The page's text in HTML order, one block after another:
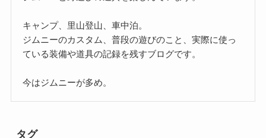
キャンプ、里山登山、車中泊。
ジムニーのカスタム、普段の遊びのこと、実際に使っ
ている装備や道具の記録を残すブログです。
今はジムニーが多め。
タグ